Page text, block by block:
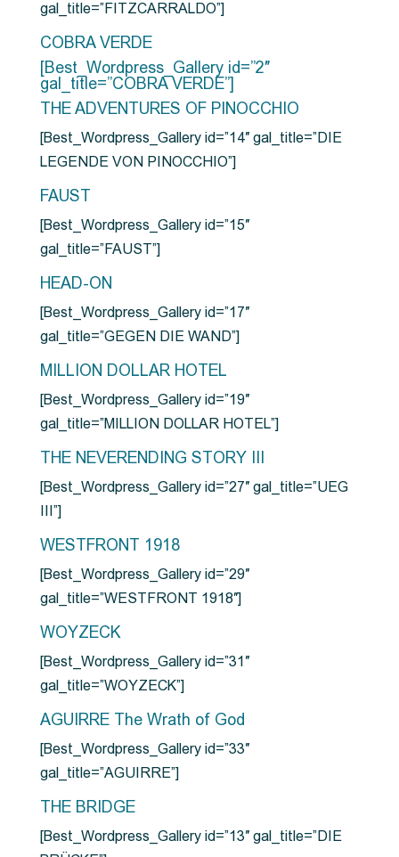
gal_title=”FITZCARRALDO”]
COBRA VERDE
[Best_Wordpress_Gallery id=”2″
gal_title=”COBRA VERDE”]
THE ADVENTURES OF PINOCCHIO
[Best_Wordpress_Gallery id=”14″ gal_title=”DIE
LEGENDE VON PINOCCHIO”]
FAUST
[Best_Wordpress_Gallery id=”15″
gal_title=”FAUST”]
HEAD-ON
[Best_Wordpress_Gallery id=”17″
gal_title=”GEGEN DIE WAND”]
MILLION DOLLAR HOTEL
[Best_Wordpress_Gallery id=”19″
gal_title=”MILLION DOLLAR HOTEL”]
THE NEVERENDING STORY III
[Best_Wordpress_Gallery id=”27″ gal_title=”UEG
III”]
WESTFRONT 1918
[Best_Wordpress_Gallery id=”29″
gal_title=”WESTFRONT 1918″]
WOYZECK
[Best_Wordpress_Gallery id=”31″
gal_title=”WOYZECK”]
AGUIRRE The Wrath of God
[Best_Wordpress_Gallery id=”33″
gal_title=”AGUIRRE”]
THE BRIDGE
[Best_Wordpress_Gallery id=”13″ gal_title=”DIE